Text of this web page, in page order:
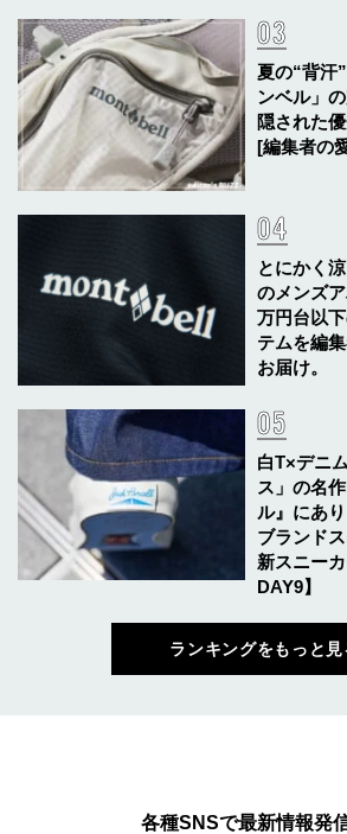
夏の“背汗
ンベル」
隠された
[編集者の
とにかく
のメンズ
万円台以
テムを編
お届け。
白T×デニ
ス」の名
ル』にあ
ブランド
新スニー
DAY9】
ランキングをもっと見
各種SNSで最新情報発